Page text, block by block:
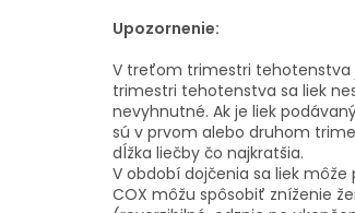
Upozornenie:
V treťom trimestri tehotenstva
trimestri tehotenstva sa liek
nevyhnutné. Ak je liek
sú v prvom alebo druhom
dĺžka liečby čo najkratšia.
V období dojčenia sa liek
COX môžu spôsobiť zníženie